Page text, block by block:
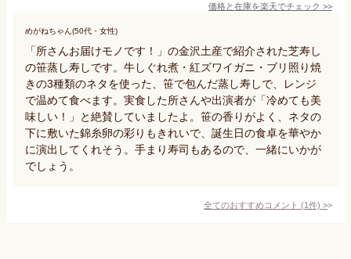
価格と在庫を楽天でチェック >>
めがねちゃん(50代・女性)
「所さんお届けモノです！」の金沢土産で紹介された芝寿し
の笹蒸し寿しです。牛しぐれ煮・紅ズワイガニ・ブリ照り焼
きの3種類のネタを使った、笹で包んだ蒸し寿しで、レンジ
で温めて食べます。実食した所さんや出演者が「冷めても美
味しい！」と絶賛していましたよ。笹の香りがよく、ネタの
下に敷いた錦糸卵の彩りもきれいで、誕生日の食卓を華やか
に演出してくれそう。手まり寿司もあるので、一緒にいかが
でしょう。
全てのおすすめコメント (1件) >